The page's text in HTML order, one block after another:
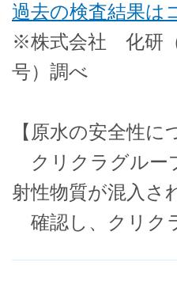
過去の検査結果は
※株式会社 化研（
号）調べ
【原水の安全性に
クリクラグルー
射性物質が混入さ
確認し、クリク